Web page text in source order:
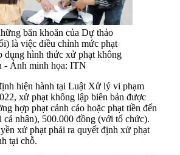
băn khoăn của Dự thảo
là việc điều chỉnh mức phạt
dụng hình thức xử phạt không
- Ảnh minh họa: ITN
hiện hành tại Luật Xử lý vi phạm
xử phạt không lập biên bản được
hợp phạt cảnh cáo hoặc phạt tiền đến
cá nhân), 500.000 đồng (với tổ chức).
xử phạt phải ra quyết định xử phạt
tại chỗ.